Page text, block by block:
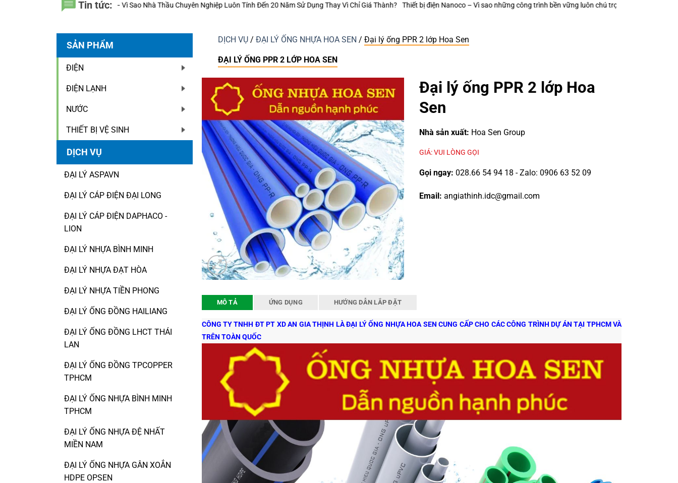
Tin tức:
Vì Sao Nhà Thầu Chuyên Nghiệp Luôn Tính Đến 20 Năm Sử Dụng Thay Vì Chỉ Giá Thành? Thiết bị điện Nanoco – Vì sao những công trình bền vững luôn chú trọng từng thiết bị điện nhỏ? Keo Dán Bảo Ôn Superlon
SẢN PHẨM
ĐIỆN
ĐIỆN LẠNH
NƯỚC
THIẾT BỊ VỆ SINH
DỊCH VỤ
ĐẠI LÝ ASPAVN
ĐẠI LÝ CÁP ĐIỆN ĐẠI LONG
ĐẠI LÝ CÁP ĐIỆN DAPHACO -
LION
ĐẠI LÝ NHỰA BÌNH MINH
ĐẠI LÝ NHỰA ĐẠT HÒA
ĐẠI LÝ NHỰA TIỀN PHONG
ĐẠI LÝ ỐNG ĐỒNG HAILIANG
ĐẠI LÝ ỐNG ĐỒNG LHCT THÁI
LAN
ĐẠI LÝ ỐNG ĐỒNG TPCOPPER
TPHCM
ĐẠI LÝ ỐNG NHỰA BÌNH MINH
TPHCM
ĐẠI LÝ ỐNG NHỰA ĐỆ NHẤT
MIỀN NAM
ĐẠI LÝ ỐNG NHỰA GÂN XOẮN
HDPE OPSEN
DỊCH VỤ / ĐẠI LÝ ỐNG NHỰA HOA SEN / Đại lý ống PPR 2 lớp Hoa Sen
ĐẠI LÝ ỐNG PPR 2 LỚP HOA SEN
Đại lý ống PPR 2 lớp Hoa
Sen
Nhà sản xuất: Hoa Sen Group
GIÁ: VUI LÒNG GỌI
Gọi ngay: 028.66 54 94 18 - Zalo: 0906 63 52 09
Email: angiathinh.idc@gmail.com
MÔ TẢ ỨNG DỤNG HƯỚNG DẪN LẮP ĐẶT
CÔNG TY TNHH ĐT PT XD AN GIA THỊNH LÀ ĐẠI LÝ ỐNG NHỰA HOA SEN CUNG CẤP CHO CÁC CÔNG TRÌNH DỰ ÁN TẠI TPHCM VÀ
TRÊN TOÀN QUỐC